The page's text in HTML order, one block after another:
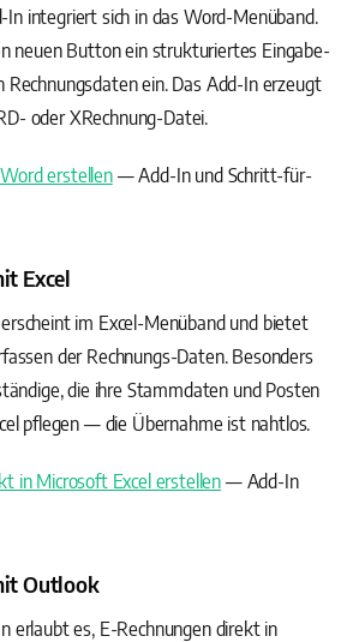
In integriert sich in das Word-Menüband.
neuen Button ein strukturiertes Eingabe-
Rechnungsdaten ein. Das Add-In erzeugt
oder XRechnung-Datei.
erstellen— Add-In und Schritt-für-
Excel
im Excel-Menüband und bietet
der Rechnungs-Daten. Besonders
die ihre Stammdaten und Posten
pflegen — die Übernahme ist nahtlos.
in Microsoft Excel erstellen — Add-In
Outlook
erlaubt es, E-Rechnungen direkt in